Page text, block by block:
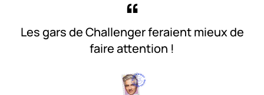
Les gars de Challenger feraient mieux de
faire attention !